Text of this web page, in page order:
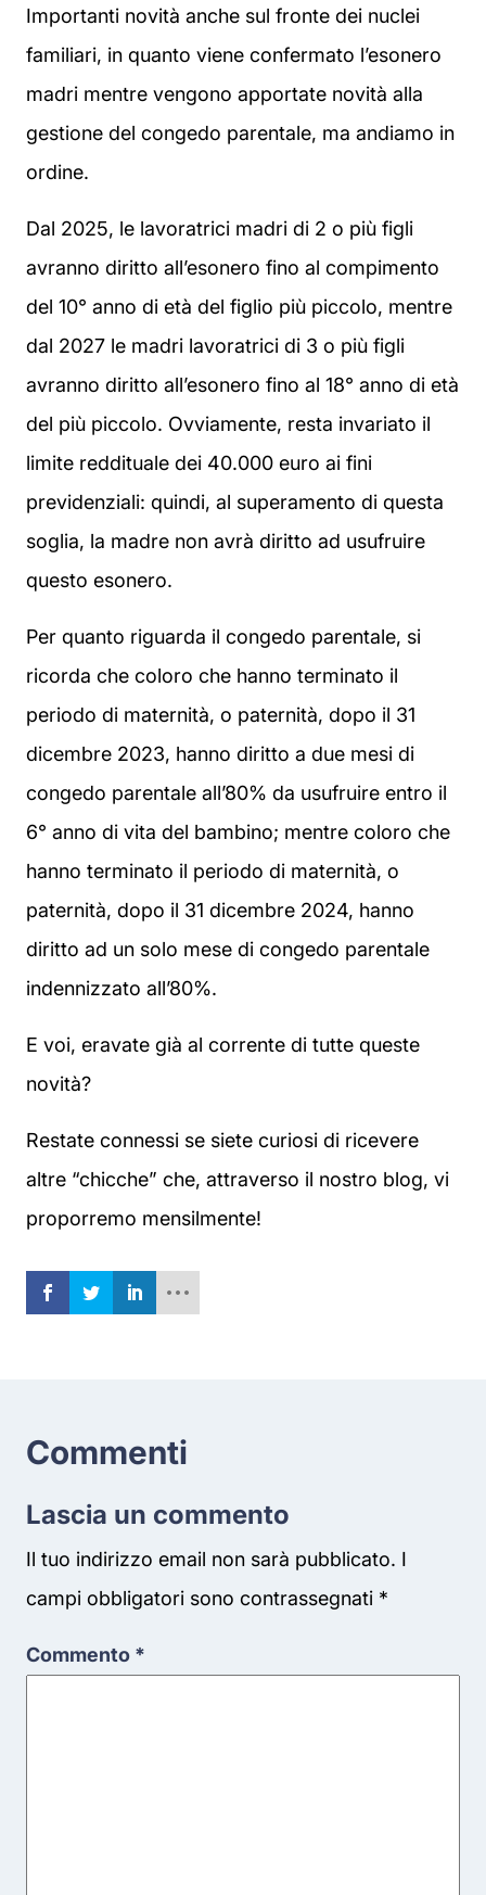
Importanti novità anche sul fronte dei nuclei
familiari, in quanto viene confermato l’esonero
madri mentre vengono apportate novità alla
gestione del congedo parentale, ma andiamo in
ordine.
Dal 2025, le lavoratrici madri di 2 o più figli
avranno diritto all’esonero fino al compimento
del 10° anno di età del figlio più piccolo, mentre
dal 2027 le madri lavoratrici di 3 o più figli
avranno diritto all’esonero fino al 18° anno di età
del più piccolo. Ovviamente, resta invariato il
limite reddituale dei 40.000 euro ai fini
previdenziali: quindi, al superamento di questa
soglia, la madre non avrà diritto ad usufruire
questo esonero.
Per quanto riguarda il congedo parentale, si
ricorda che coloro che hanno terminato il
periodo di maternità, o paternità, dopo il 31
dicembre 2023, hanno diritto a due mesi di
congedo parentale all’80% da usufruire entro il
6° anno di vita del bambino; mentre coloro che
hanno terminato il periodo di maternità, o
paternità, dopo il 31 dicembre 2024, hanno
diritto ad un solo mese di congedo parentale
indennizzato all’80%.
E voi, eravate già al corrente di tutte queste
novità?
Restate connessi se siete curiosi di ricevere
altre “chicche” che, attraverso il nostro blog, vi
proporremo mensilmente!
Commenti
Lascia un commento
Il tuo indirizzo email non sarà pubblicato. I
campi obbligatori sono contrassegnati *
Commento *